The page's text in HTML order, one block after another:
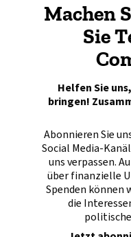
Machen
Sie
Helfen Sie
bringen!
Abonnieren Sie
Social Media-
uns verpassen.
über finanzielle
Spenden können
die